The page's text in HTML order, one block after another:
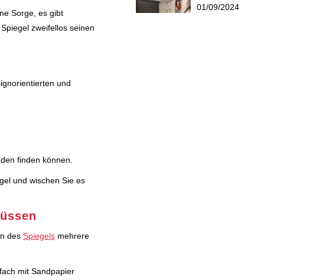
Sorge, es gibt
zweifellos seinen
und
finden können.
und wischen Sie es
des Spiegels mehrere
mit Sandpapier
01/09/2024